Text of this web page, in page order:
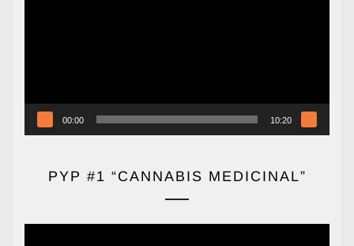
00:00 10:20
PYP #1 “CANNABIS MEDICINAL”